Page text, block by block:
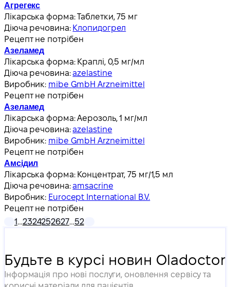
Агрегекс
Лікарська форма:Таблетки, 75 мг
Діюча речовина: Клопидогрел
Рецепт не потрібен
Азеламед
Лікарська форма: Краплі, 0,5 мг/мл
Діюча речовина:azelastine
Виробник: mibe GmbH Arzneimittel
Рецепт не потрібен
Азеламед
Лікарська форма:Аерозоль, 1 мг/мл
Діюча речовина:azelastine
Виробник: mibe GmbH Arzneimittel
Рецепт не потрібен
Амсідил
Лікарська форма: Концентрат, 75 мг/1,5 мл
Діюча речовина:amsacrine
Виробник: Eurocept International B.V.
Рецепт не потрібен
1…2324252627…52
Будьте в курсі новин Oladoctor
Інформація про нові послуги, оновлення сервісу та